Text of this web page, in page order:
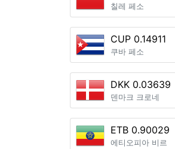
칠레 페소
CUP 0.14911
쿠바 페소
DKK 0.03639
덴마크 크로네
ETB 0.90029
에티오피아 비르